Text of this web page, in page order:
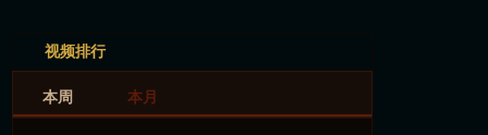
视频排行
本周 本月